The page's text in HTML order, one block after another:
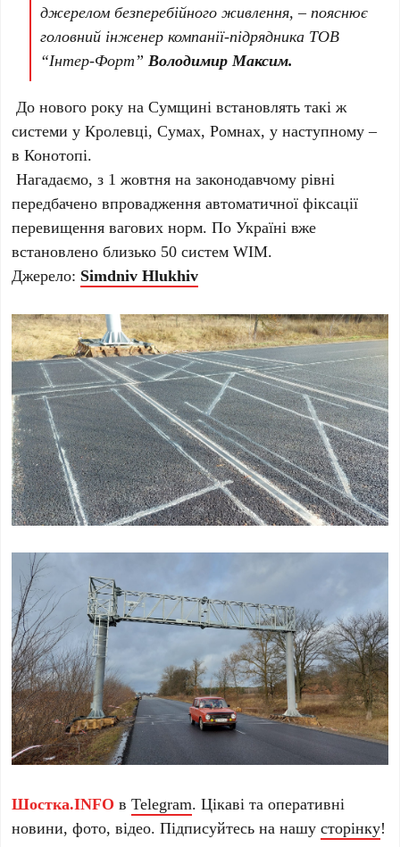
джерелом безперебійного живлення, – пояснює
головний інженер компанії-підрядника ТОВ
“Інтер-Форт”Володимир Максим.
До нового року на Сумщині встановлять такі ж
системи у Кролевці, Сумах, Ромнах, у наступному –
в Конотопі.
Нагадаємо, з 1 жовтня на законодавчому рівні
передбачено впровадження автоматичної фіксації
перевищення вагових норм. По Україні вже
встановлено близько 50 систем WIM.
Джерело: Simdniv Hlukhiv
Шостка.INFO вTelegram. Цікаві та оперативні
новини, фото, відео. Підписуйтесь на нашусторінку!